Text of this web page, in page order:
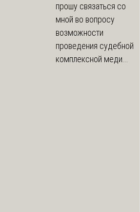
прошу связаться со
мной во вопросу
возможности
проведения судебной
комплексной меди...